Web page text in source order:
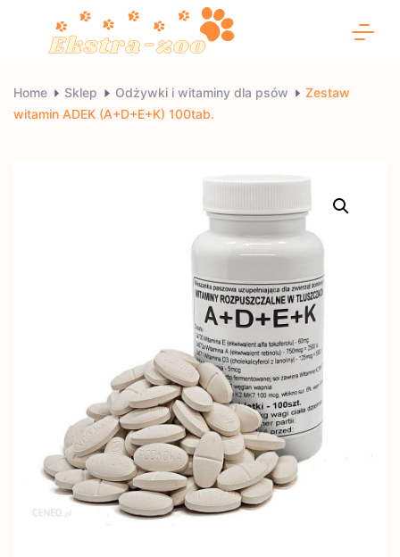
Ekstra-
zoo
Home Sklep Odżywki i witaminy dla psów
Zestaw
witamin ADEK (A+D+E+K) 100tab.